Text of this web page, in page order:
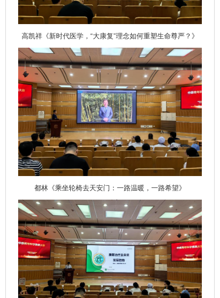
高凯祥《新时代医学，“大康复”理念如何重塑生命尊严？》
都林《乘坐轮椅去天安门：一路温暖，一路希望》